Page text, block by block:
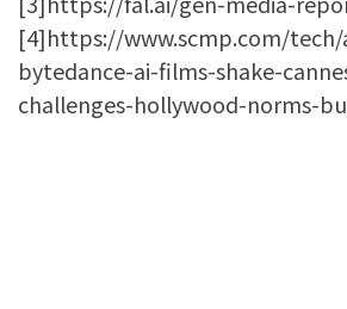
[4]https://www.scmp.com/
bytedance-ai-films-shake-
challenges-hollywood-norms-